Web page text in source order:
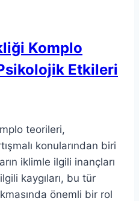
Komplo
Etkileri
teorileri,
konularından biri
iklimle ilgili inançları
kaygıları, bu tür
önemli bir rol